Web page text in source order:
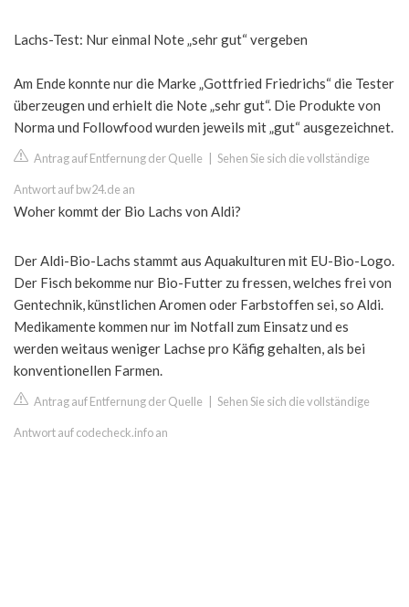
Lachs-Test: Nur einmal Note „sehr gut“ vergeben
Am Ende konnte nur die Marke „Gottfried Friedrichs“ die Tester
überzeugen und erhielt die Note „sehr gut“. Die Produkte von
Norma und Followfood wurden jeweils mit „gut“ ausgezeichnet.
Antrag auf Entfernung der Quelle Sehen Sie sich die vollständige
Antwort auf bw24.de an
Woher kommt der Bio Lachs von Aldi?
Der Aldi-Bio-Lachs stammt aus Aquakulturen mit EU-Bio-Logo.
Der Fisch bekomme nur Bio-Futter zu fressen, welches frei von
Gentechnik, künstlichen Aromen oder Farbstoffen sei, so Aldi.
Medikamente kommen nur im Notfall zum Einsatz und es
werden weitaus weniger Lachse pro Käfig gehalten, als bei
konventionellen Farmen.
Antrag auf Entfernung der Quelle Sehen Sie sich die vollständige
Antwort auf codecheck.info an